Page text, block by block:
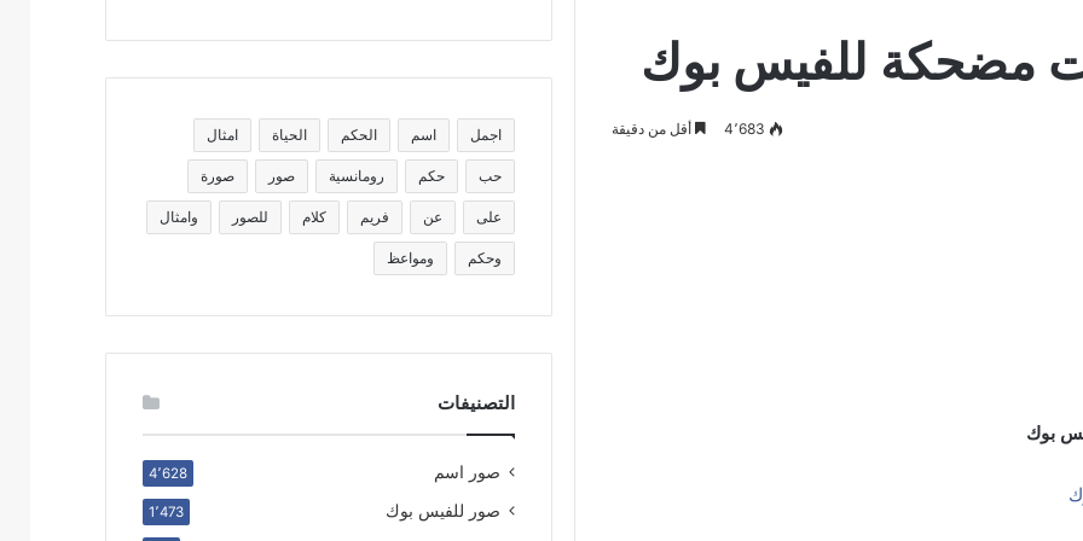
مضحكة للفيس بوك
4٬683 أقل من دقيقة
بوك
اجمل اسم الحكم الحياة امثال
حب حكم رومانسية صور صورة
على عن فريم كلام للصور وامثال
وحكم ومواعظ
التصنيفات
صور اسم 4٬628
صور للفيس بوك 1٬473